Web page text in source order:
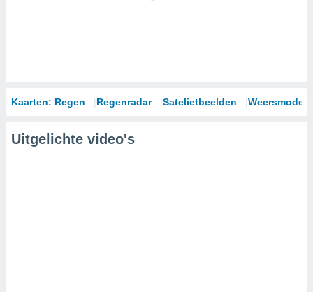
Kaarten: Regen Regenradar Satelietbeelden
Uitgelichte video's